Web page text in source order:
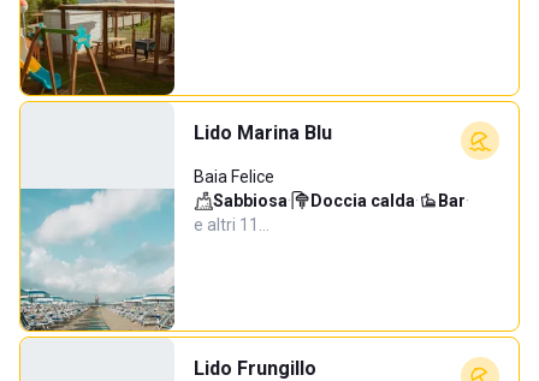
Lido Marina Blu
Baia Felice
Sabbiosa· Doccia calda· Bar·
e altri 11…
Lido Frungillo